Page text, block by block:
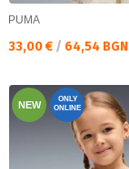
PUMA
Текуща цена:
33,00 € / 64,54 BGN
NEW
ONLY
ONLINE